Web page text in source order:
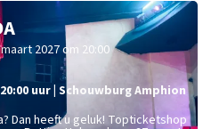
2027 om 20:00
uur Schouwburg Amphion
Dan heeft u geluk! Topticketshop